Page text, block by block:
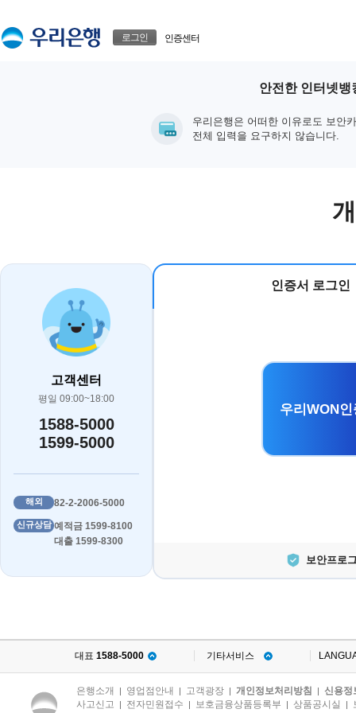
로그인 인증센터
안전한 인터넷뱅
우리은행은 어떠한 이유로도 보안
전체 입력을 요구하지 않습니다.
고객센터
평일 09:00~18:00
1588-5000
1599-5000
해외 82-2-2006-5000
신규상담 예적금 1599-8100
대출 1599-8300
인증서 로그인
우리WON
보안프로
대표 1588-5000 기타서비스
은행소개 | 영업점안내 | 고객광장 | 개인정보처리방침 | 신용정
사고신고 | 전자민원접수 | 보호금융상품등록부 | 상품공시실 |